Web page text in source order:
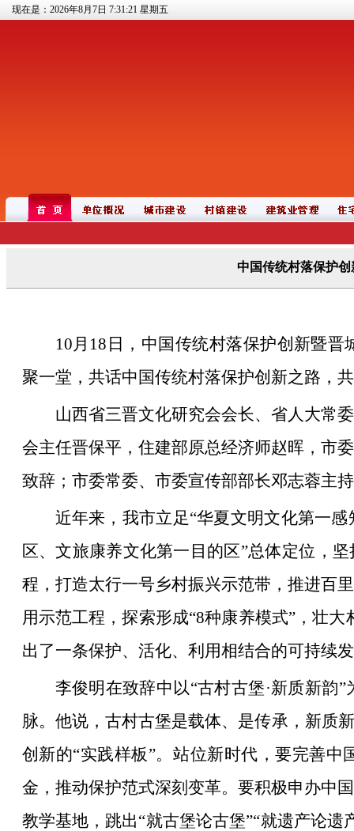
现在是：2026年8月7日 7:31:21 星期五
中国传统村落保护
10月18日，中国传统村落保护创新暨
聚一堂，共话中国传统村落保护创新之路，
山西省三晋文化研究会会长、省人大常
会主任晋保平，住建部原总经济师赵晖，市
致辞；市委常委、市委宣传部部长邓志蓉主
近年来，我市立足“华夏文明文化第一
区、文旅康养文化第一目的区”总体定位，
程，打造太行一号乡村振兴示范带，推进百
用示范工程，探索形成“8种康养模式”，壮
出了一条保护、活化、利用相结合的可持续
李俊明在致辞中以“古村古堡·新质新韵
脉。他说，古村古堡是载体、是传承，新质
创新的“实践样板”。站位新时代，要完善
金，推动保护范式深刻变革。要积极申办中
教学基地，跳出“就古堡论古堡”“就遗产论